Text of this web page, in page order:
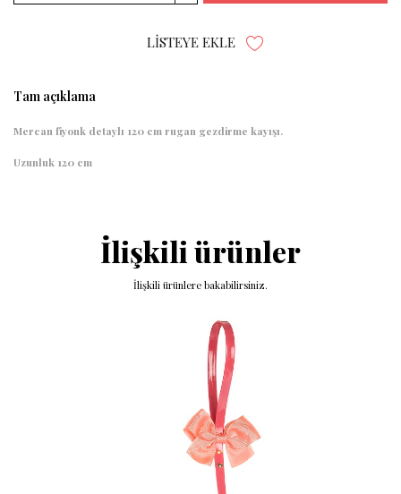
LISTEYE EKLE
Tam açıklama
Mercan fiyonk detaylı 120 cm rugan gezdirme kayışı.
Uzunluk 120 cm
İlişkili ürünler
İlişkili ürünlere bakabilirsiniz.